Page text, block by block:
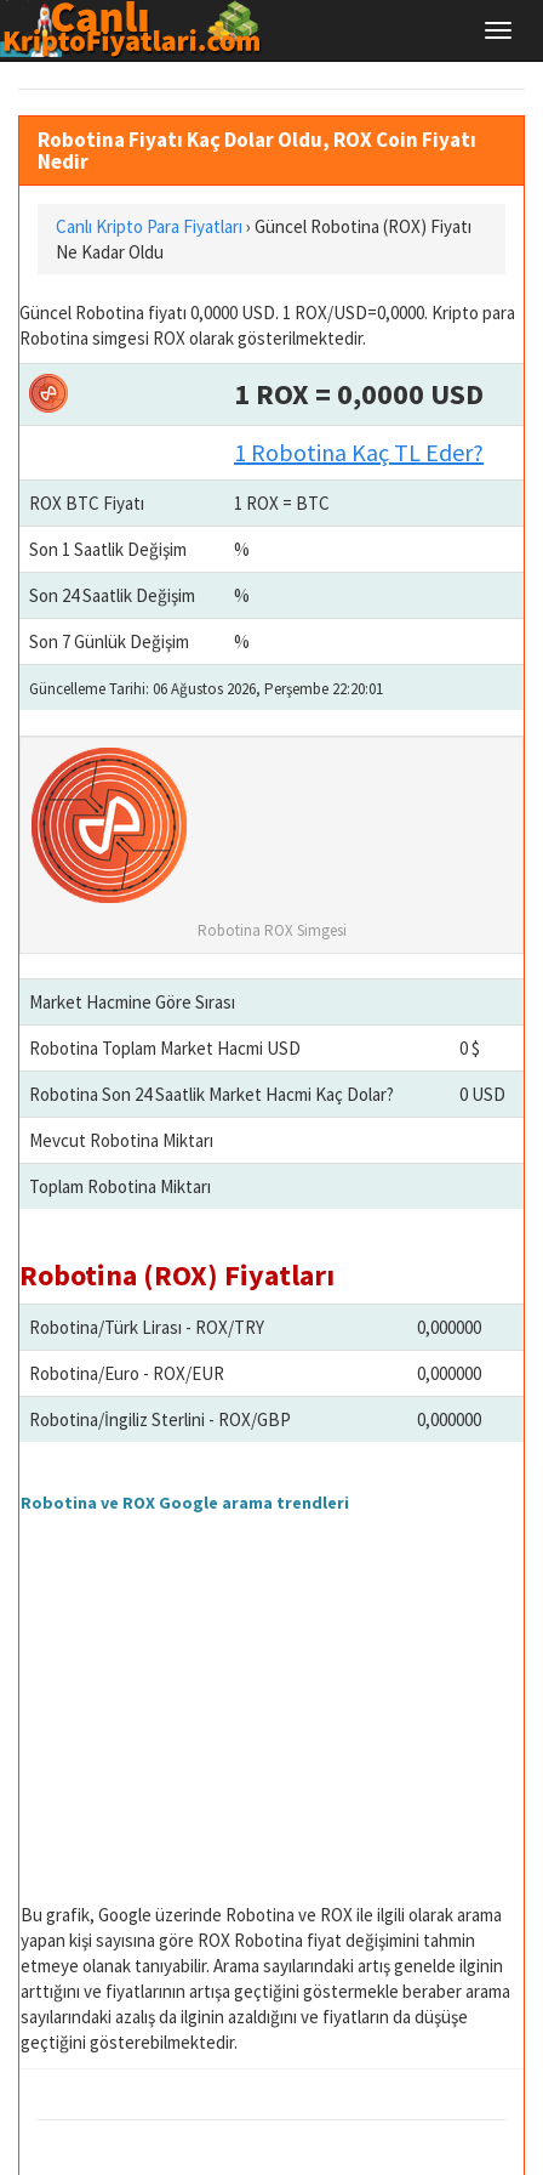
Robotina Fiyatı Kaç Dolar Oldu, ROX Coin Fiyatı
Nedir
Canlı Kripto Para Fiyatları › Güncel Robotina (ROX) Fiyatı
Ne Kadar Oldu
Güncel Robotina fiyatı 0,0000 USD. 1 ROX/USD=0,0000. Kripto para
Robotina simgesi ROX olarak gösterilmektedir.
1 ROX = 0,0000 USD
1 Robotina Kaç TL Eder?
ROX BTC Fiyatı
1 ROX = BTC
Son 1 Saatlik Değişim
%
Son 24 Saatlik Değişim
%
Son 7 Günlük Değişim
%
Güncelleme Tarihi: 06 Ağustos 2026, Perşembe 22:20:01
Robotina ROX Simgesi
Market Hacmine Göre Sırası
Robotina Toplam Market Hacmi USD
0 $
Robotina Son 24 Saatlik Market Hacmi Kaç Dolar?
0 USD
Mevcut Robotina Miktarı
Toplam Robotina Miktarı
Robotina (ROX) Fiyatları
Robotina/Türk Lirası - ROX/TRY
0,000000
Robotina/Euro - ROX/EUR
0,000000
Robotina/İngiliz Sterlini - ROX/GBP
0,000000
Robotina ve ROX Google arama trendleri
Bu grafik, Google üzerinde Robotina ve ROX ile ilgili olarak arama
yapan kişi sayısına göre ROX Robotina fiyat değişimini tahmin
etmeye olanak tanıyabilir. Arama sayılarındaki artış genelde ilginin
arttığını ve fiyatlarının artışa geçtiğini göstermekle beraber arama
sayılarındaki azalış da ilginin azaldığını ve fiyatların da düşüşe
geçtiğini gösterebilmektedir.